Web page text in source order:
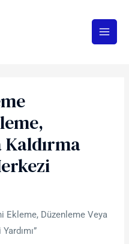
Kaldırma
Ekleme, Düzenleme Veya